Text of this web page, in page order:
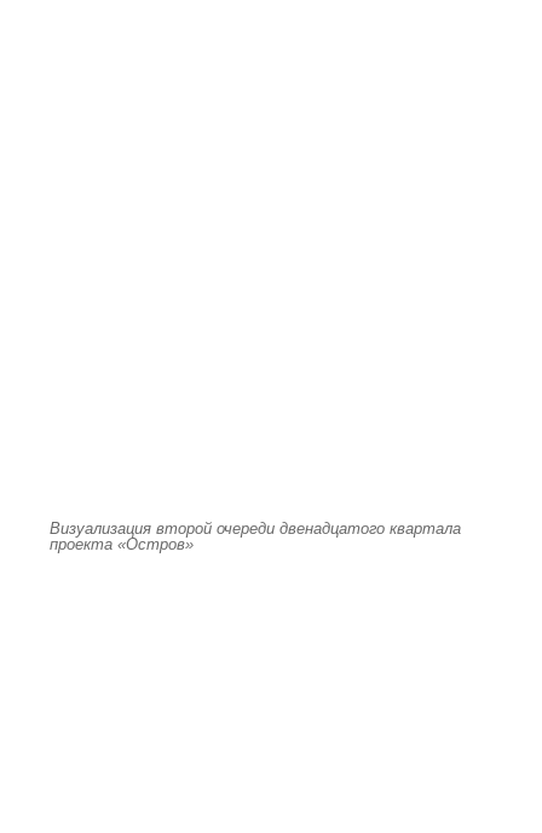
Визуализация второй очереди двенадцатого квартала
проекта «Остров»